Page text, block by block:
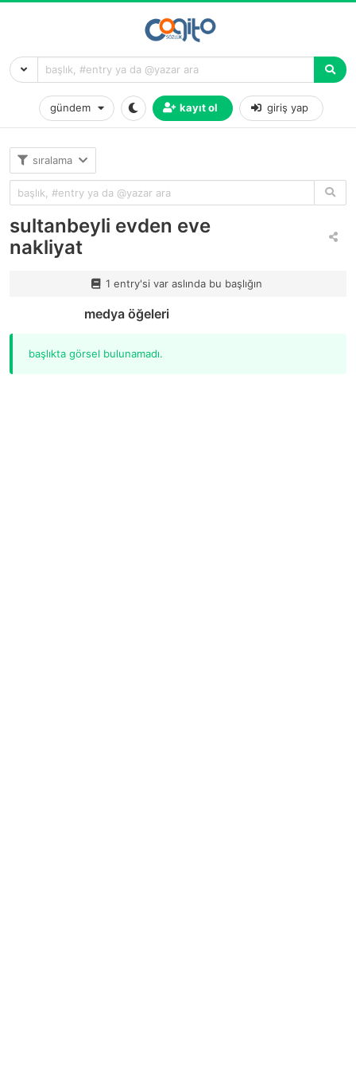
gündem kayıt ol giriş yap
sıralama
sultanbeyli evden eve
nakliyat
1 entry'si var aslında bu başlığın
medya öğeleri
başlıkta görsel bulunamadı.